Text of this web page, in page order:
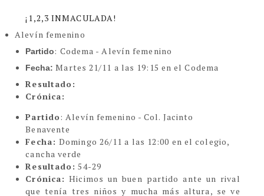
¡1,2,3 INMACULADA!
Alevín femenino
Partido: Codema - Alevín femenino
Fecha:Martes 21/11 a las 19:15 en el Codema
Resultado:
Crónica:
Partido: Alevín femenino - Col. Jacinto
Benavente
Fecha:Domingo 26/11 a las 12:00 en el colegio,
cancha verde
Resultado: 54-29
Crónica: Hicimos un buen partido ante un rival
que tenía tres niños y mucha más altura, se ve